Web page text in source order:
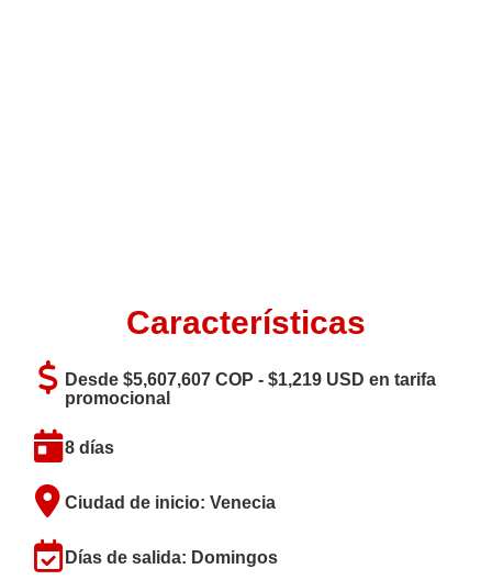
Características
Desde $5,607,607 COP - $1,219 USD en tarifa
promocional
8 días
Ciudad de inicio: Venecia
Días de salida: Domingos